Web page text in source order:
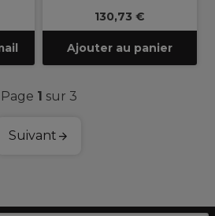
130,73 €
Ajouter au panier
Page 1 sur 3
Suivant